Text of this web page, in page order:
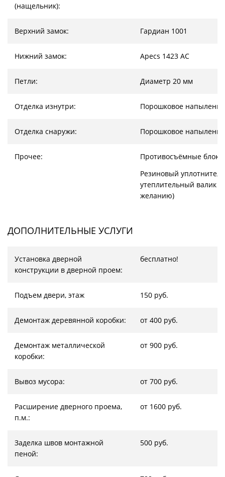
(нащельник):
Верхний замок: Гардиан 1001
Нижний замок: Apecs 1423 AC
Петли: Диаметр 20 мм
Отделка изнутри: Порошковое напыление
Отделка снаружи: Порошковое напыление
Прочее:
Противосъёмные
Резиновый
утеплительный валик
желанию)
ДОПОЛНИТЕЛЬНЫЕ УСЛУГИ
Установка дверной
конструкции в дверной проем:
бесплатно!
Подъем двери, этаж 150 руб.
Демонтаж деревянной коробки: от 400 руб.
Демонтаж металлической
коробки:
от 900 руб.
Вывоз мусора: от 700 руб.
Расширение дверного проема,
п.м.:
от 1600 руб.
Заделка швов монтажной
пеной:
500 руб.